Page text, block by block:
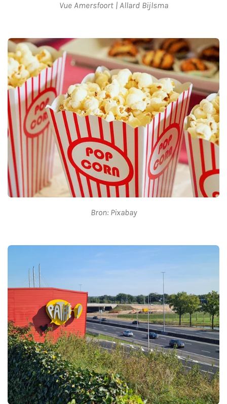
Vue Amersfoort | Allard Bijlsma
Bron: Pixabay